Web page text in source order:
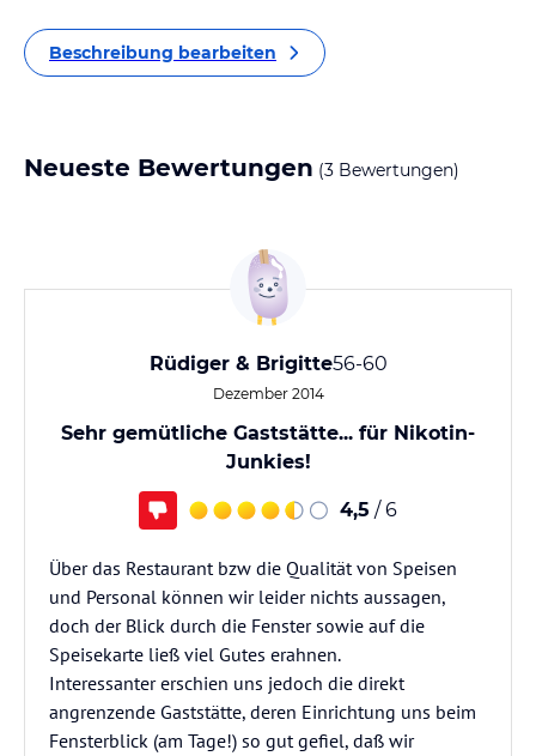
Beschreibung bearbeiten
Neueste Bewertungen (3 Bewertungen)
Rüdiger & Brigitte56-60
Dezember 2014
Sehr gemütliche Gaststätte... für Nikotin-
Junkies!
4,5 / 6
Über das Restaurant bzw die Qualität von Speisen
und Personal können wir leider nichts aussagen,
doch der Blick durch die Fenster sowie auf die
Speisekarte ließ viel Gutes erahnen.
Interessanter erschien uns jedoch die direkt
angrenzende Gaststätte, deren Einrichtung uns beim
Fensterblick (am Tage!) so gut gefiel, daß wir